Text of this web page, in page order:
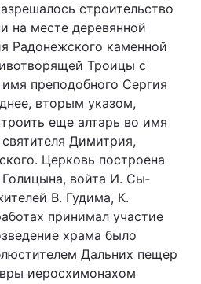
строительство
на месте деревянной
Радонежского каменной
Троицы с
преподобного Сергия
вторым указом,
еще алтарь во имя
Димитрия,
Церковь построена
Голицына, войта И. Сы­
В. Гудима, К.
принимал участие
храма было
Дальних пещер
иеросхимонахом